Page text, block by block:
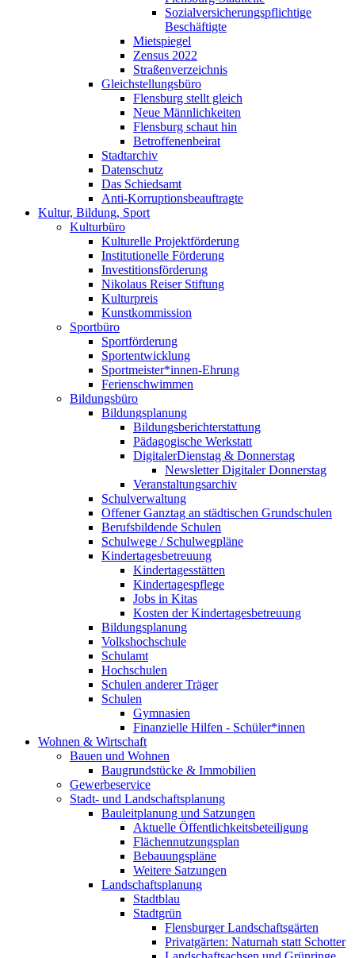
Sozialversicherungspflichtige
Beschäftigte
Mietspiegel
Zensus 2022
Straßenverzeichnis
Gleichstellungsbüro
Flensburg stellt gleich
Neue Männlichkeiten
Flensburg schaut hin
Betroffenenbeirat
Stadtarchiv
Datenschutz
Das Schiedsamt
Anti-Korruptionsbeauftragte
Kultur, Bildung, Sport
Kulturbüro
Kulturelle Projektförderung
Institutionelle Förderung
Investitionsförderung
Nikolaus Reiser Stiftung
Kulturpreis
Kunstkommission
Sportbüro
Sportförderung
Sportentwicklung
Sportmeister*innen-Ehrung
Ferienschwimmen
Bildungsbüro
Bildungsplanung
Bildungsberichterstattung
Pädagogische Werkstatt
DigitalerDienstag & Donnerstag
Newsletter Digitaler Donnerstag
Veranstaltungsarchiv
Schulverwaltung
Offener Ganztag an städtischen Grundschulen
Berufsbildende Schulen
Schulwege / Schulwegpläne
Kindertagesbetreuung
Kindertagesstätten
Kindertagespflege
Jobs in Kitas
Kosten der Kindertagesbetreuung
Bildungsplanung
Volkshochschule
Schulamt
Hochschulen
Schulen anderer Träger
Schulen
Gymnasien
Finanzielle Hilfen - Schüler*innen
Wohnen & Wirtschaft
Bauen und Wohnen
Baugrundstücke & Immobilien
Gewerbeservice
Stadt- und Landschaftsplanung
Bauleitplanung und Satzungen
Aktuelle Öffentlichkeitsbeteiligung
Flächennutzungsplan
Bebauungspläne
Weitere Satzungen
Landschaftsplanung
Stadtblau
Stadtgrün
Flensburger Landschaftsgärten
Privatgärten: Naturnah statt Schotter